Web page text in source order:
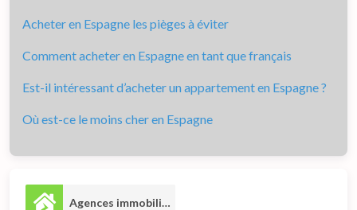
Acheter en Espagne les pièges à éviter
Comment acheter en Espagne en tant que français
Est-il intéressant d’acheter un appartement en Espagne ?
Où est-ce le moins cher en Espagne
Agences immobilières